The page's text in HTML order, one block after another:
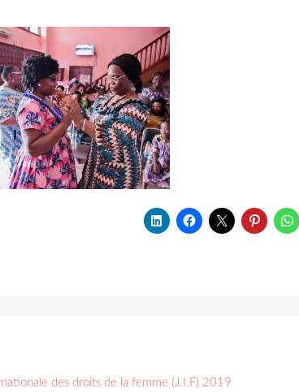
des droits de la femme (J.I.F) 2019